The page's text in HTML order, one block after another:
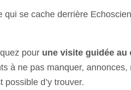
qui se cache derrière
pour une visite guidée
à ne pas manquer,
possible d’y trouver.